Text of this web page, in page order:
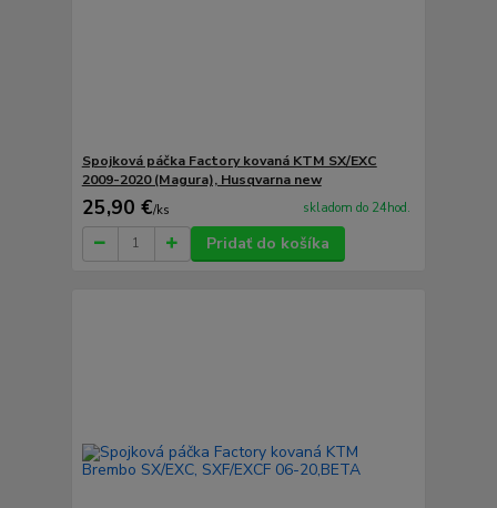
Spojková páčka Factory kovaná KTM SX/EXC
2009-2020 (Magura), Husqvarna new
25,90 €/ks skladom do 24hod.
Pridať do košíka